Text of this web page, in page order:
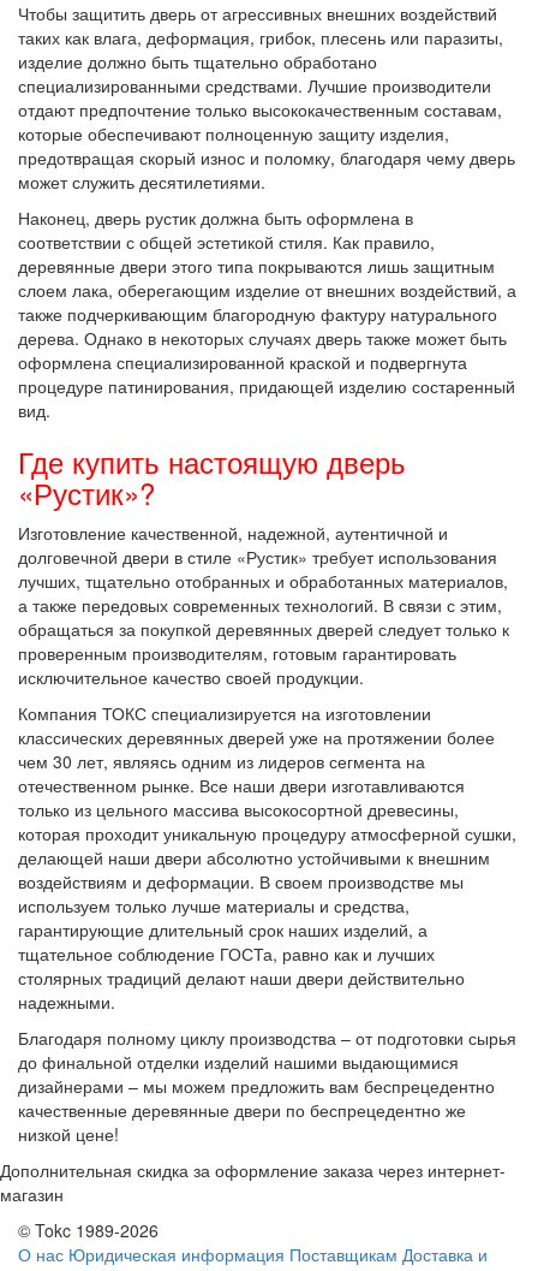
Чтобы защитить дверь от агрессивных внешних воздействий
таких как влага, деформация, грибок, плесень или паразиты,
изделие должно быть тщательно обработано
специализированными средствами. Лучшие производители
отдают предпочтение только высококачественным составам,
которые обеспечивают полноценную защиту изделия,
предотвращая скорый износ и поломку, благодаря чему дверь
может служить десятилетиями.
Наконец, дверь рустик должна быть оформлена в
соответствии с общей эстетикой стиля. Как правило,
деревянные двери этого типа покрываются лишь защитным
слоем лака, оберегающим изделие от внешних воздействий, а
также подчеркивающим благородную фактуру натурального
дерева. Однако в некоторых случаях дверь также может быть
оформлена специализированной краской и подвергнута
процедуре патинирования, придающей изделию состаренный
вид.
Где купить настоящую дверь
«Рустик»?
Изготовление качественной, надежной, аутентичной и
долговечной двери в стиле «Рустик» требует использования
лучших, тщательно отобранных и обработанных материалов,
а также передовых современных технологий. В связи с этим,
обращаться за покупкой деревянных дверей следует только к
проверенным производителям, готовым гарантировать
исключительное качество своей продукции.
Компания ТОКС специализируется на изготовлении
классических деревянных дверей уже на протяжении более
чем 30 лет, являясь одним из лидеров сегмента на
отечественном рынке. Все наши двери изготавливаются
только из цельного массива высокосортной древесины,
которая проходит уникальную процедуру атмосферной сушки,
делающей наши двери абсолютно устойчивыми к внешним
воздействиям и деформации. В своем производстве мы
используем только лучше материалы и средства,
гарантирующие длительный срок наших изделий, а
тщательное соблюдение ГОСТа, равно как и лучших
столярных традиций делают наши двери действительно
надежными.
Благодаря полному циклу производства – от подготовки сырья
до финальной отделки изделий нашими выдающимися
дизайнерами – мы можем предложить вам беспрецедентно
качественные деревянные двери по беспрецедентно же
низкой цене!
Дополнительная скидка за оформление заказа через интернет-
магазин
© Tokc 1989-2026
О нас Юридическая информация Поставщикам Доставка и